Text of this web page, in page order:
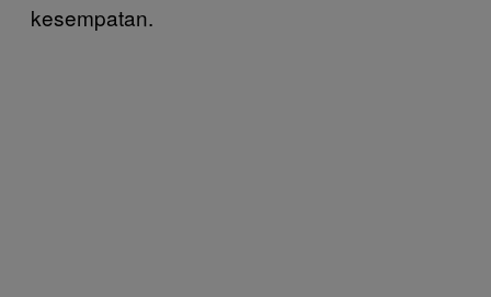
kesempatan.